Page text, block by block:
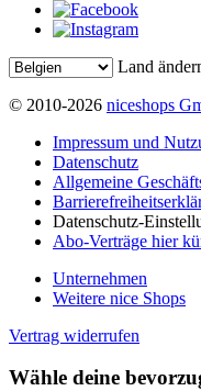
Land
© 2010-2026 niceshops
Impressum und
Datenschutz
Allgemeine
Datenschutz-
Abo-Verträge hier
Unternehmen
Weitere nice Shops
Vertrag widerrufen
Wähle deine